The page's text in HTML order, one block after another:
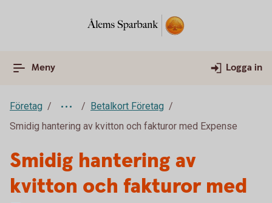
Meny Logga in
Företag
Betalkort Företag
Smidig hantering av kvitton och fakturor med Expense
Smidig hantering av
kvitton och fakturor med